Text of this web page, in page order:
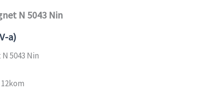
N 5043 Nin
a)
5043 Nin